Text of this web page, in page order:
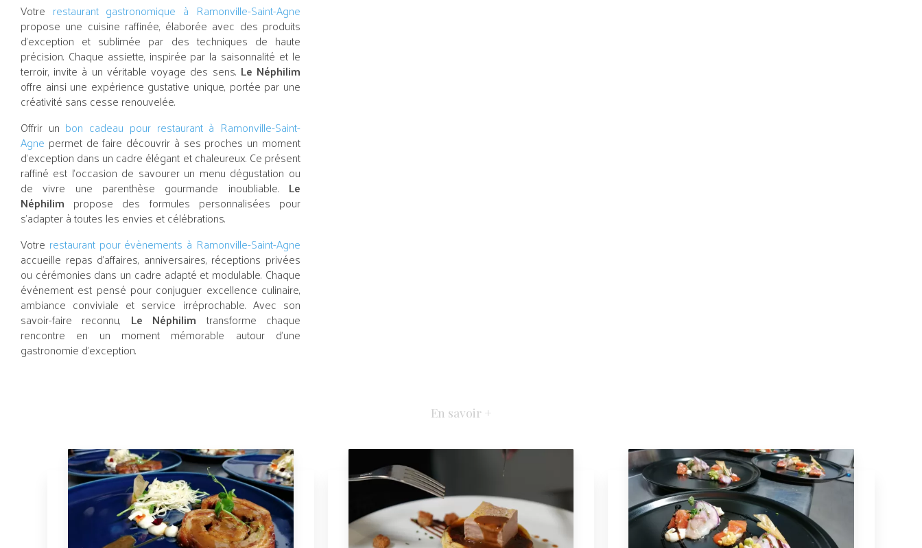
Votre restaurant gastronomique à Ramonville-Saint-Agne
propose une cuisine raffinée, élaborée avec des produits
d’exception et sublimée par des techniques de haute
précision. Chaque assiette, inspirée par la saisonnalité et le
terroir, invite à un véritable voyage des sens. Le Néphilim
offre ainsi une expérience gustative unique, portée par une
créativité sans cesse renouvelée.
Offrir un bon cadeau pour restaurant à Ramonville-Saint-
Agne permet de faire découvrir à ses proches un moment
d’exception dans un cadre élégant et chaleureux. Ce présent
raffiné est l’occasion de savourer un menu dégustation ou
de vivre une parenthèse gourmande inoubliable. Le
Néphilim propose des formules personnalisées pour
s’adapter à toutes les envies et célébrations.
Votre restaurant pour évènements à Ramonville-Saint-Agne
accueille repas d’affaires, anniversaires, réceptions privées
ou cérémonies dans un cadre adapté et modulable. Chaque
événement est pensé pour conjuguer excellence culinaire,
ambiance conviviale et service irréprochable. Avec son
savoir-faire reconnu, Le Néphilim transforme chaque
rencontre en un moment mémorable autour d’une
gastronomie d’exception.
En savoir +